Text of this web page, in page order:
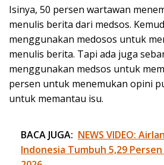
Isinya, 50 persen wartawan
menulis berita dari medsos.
menggunakan medosos untuk
menulis berita. Tapi ada juga
menggunakan medsos untuk
persen untuk menemukan opini
untuk memantau isu.
BACA JUGA: NEWS VIDEO:
Indonesia Tumbuh 5,29